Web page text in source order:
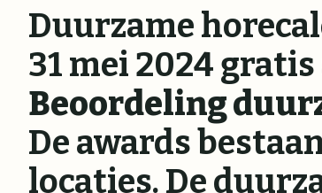
Duurzame
31 mei 2024
Beoordeling
De awards
locaties. De